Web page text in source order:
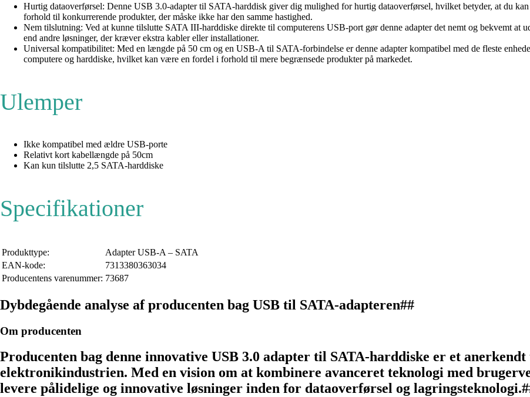
Hurtig dataoverførsel: Denne USB 3.0-adapter til SATA-harddisk giver dig mulighed for hurtig dataoverførsel, hvilket betyder, at du
forhold til konkurrerende produkter, der måske ikke har den samme hastighed.
Nem tilslutning: Ved at kunne tilslutte SATA III-harddiske direkte til computerens USB-port gør denne adapter det nemt og bekvemt at
end andre løsninger, der kræver ekstra kabler eller installationer.
Universal kompatibilitet: Med en længde på 50 cm og en USB-A til SATA-forbindelse er denne adapter kompatibel med de fleste
computere og harddiske, hvilket kan være en fordel i forhold til mere begrænsede produkter på markedet.
Ulemper
Ikke kompatibel med ældre USB-porte
Relativt kort kabellængde på 50cm
Kan kun tilslutte 2,5 SATA-harddiske
Specifikationer
Produkttype:
Adapter USB-A – SATA
EAN-kode:
7313380363034
Producentens varenummer: 73687
Dybdegående analyse af producenten bag USB til SATA-adapteren##
Om producenten
Producenten bag denne innovative USB 3.0 adapter til SATA-harddiske er et
elektronikindustrien. Med en vision om at kombinere avanceret teknologi med
levere pålidelige og innovative løsninger inden for dataoverførsel og